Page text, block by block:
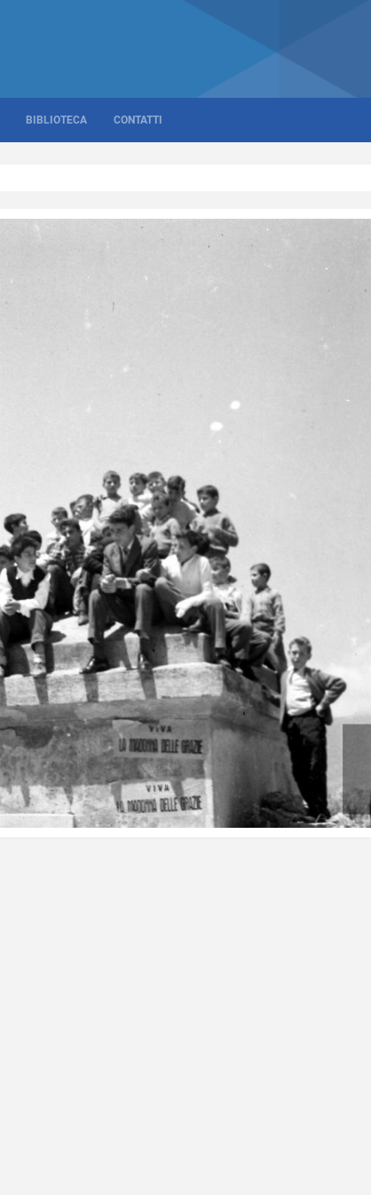
BIBLIOTECA CONTATTI